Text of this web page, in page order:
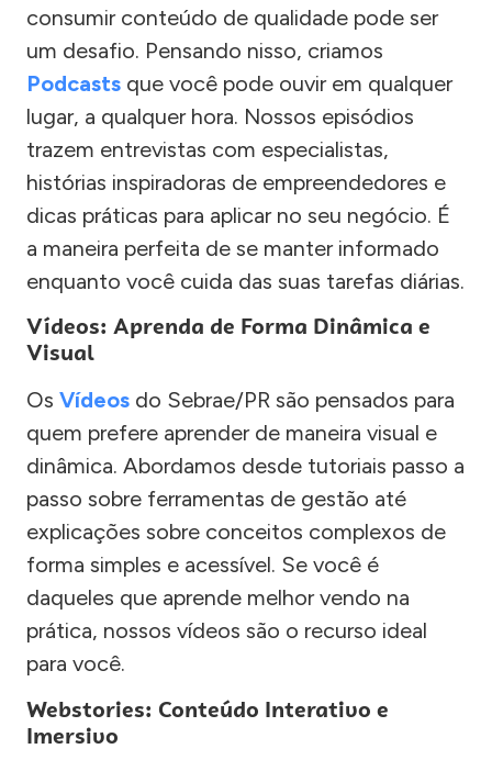
consumir conteúdo de qualidade pode ser
um desafio. Pensando nisso, criamos
Podcasts que você pode ouvir em qualquer
lugar, a qualquer hora. Nossos episódios
trazem entrevistas com especialistas,
histórias inspiradoras de empreendedores e
dicas práticas para aplicar no seu negócio. É
a maneira perfeita de se manter informado
enquanto você cuida das suas tarefas diárias.
Vídeos: Aprenda de Forma Dinâmica e
Visual
Os Vídeos do Sebrae/PR são pensados para
quem prefere aprender de maneira visual e
dinâmica. Abordamos desde tutoriais passo a
passo sobre ferramentas de gestão até
explicações sobre conceitos complexos de
forma simples e acessível. Se você é
daqueles que aprende melhor vendo na
prática, nossos vídeos são o recurso ideal
para você.
Webstories: Conteúdo Interativo e
Imersivo